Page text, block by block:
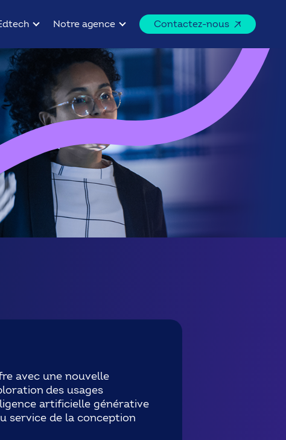
Notre agence Contactez-nous
avec une nouvelle
des usages
artificielle générative
service de la conception